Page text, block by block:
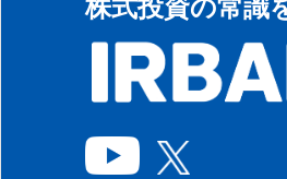
株式投資の常識